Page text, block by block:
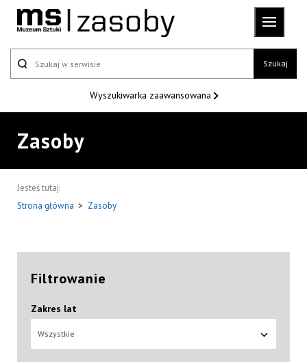
Szukaj
Wyszukiwarka zaawansowana
Zasoby
Jesteś tutaj:
Strona główna > Zasoby
Filtrowanie
Zakres lat
Wszystkie